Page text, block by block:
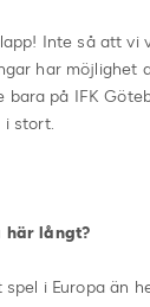
Inte så att vi
har möjlighet
bara på IFK
i stort.
här långt?
i Europa än